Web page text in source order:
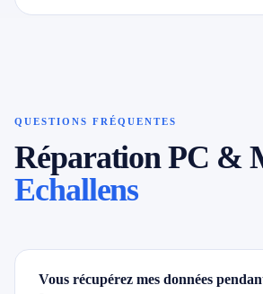
QUESTIONS FRÉQUENTES
Réparation PC &
Echallens
Vous récupérez mes données